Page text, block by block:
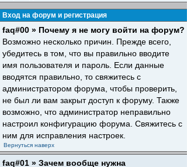
Вход на форум и регистрация
faq#00 » Почему я не могу войти на форум?
Возможно несколько причин. Прежде всего,
убедитесь в том, что вы правильно вводите
имя пользователя и пароль. Если данные
вводятся правильно, то свяжитесь с
администратором форума, чтобы проверить,
не был ли вам закрыт доступ к форуму. Также
возможно, что администратор неправильно
настроил конфигурацию форума. Свяжитесь с
ним для исправления настроек.
Вернуться наверх
faq#01 » Зачем вообще нужна